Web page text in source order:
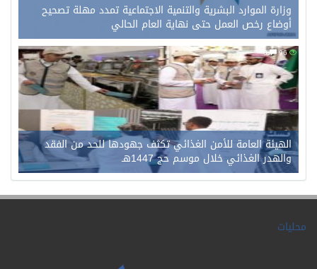
وزارة الموارد البشرية والتنمية الاجتماعية تمدد مهلة تصحيح
أوضاع رخص العمل حتى نهاية العام الحالي
96
0
الهيئة العامة للأمن الغذائي تكثف جهودها للحد من الفقد
والهدر الغذائي خلال موسم حج 1447هـ
محليات